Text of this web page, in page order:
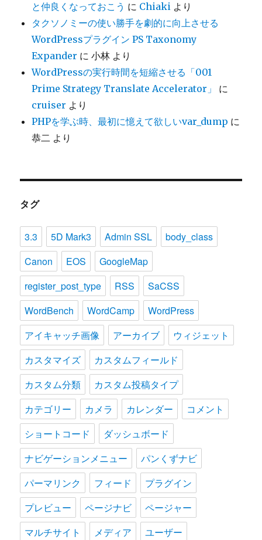
と仲良くなっておこう に Chiaki より
タクソノミーの使い勝手を劇的に向上させる
WordPressプラグイン PS Taxonomy
Expander に小林 より
WordPressの実行時間を短縮させる「001
Prime Strategy Translate Accelerator」
に
cruiser より
PHPを学ぶ時、最初に憶えて欲しいvar_dump に
恭二 より
タグ
3.3 5D Mark3 Admin SSL
body_class
Canon
EOS
GoogleMap
register_post_type
RSS
SaCSS
WordBench
WordCamp
WordPress
アイキャッチ画像
アーカイブ
ウィジェット
カスタマイズ
カスタムフィールド
カスタム分類
カスタム投稿タイプ
カテゴリー
カメラ カレンダー
コメント
ショートコード
ダッシュボード
ナビゲーションメニュー
パンくずナビ
パーマリンク
フィード
プラグイン
プレビュー
ページナビ
ページャー
マルチサイト
メディア ユーザー